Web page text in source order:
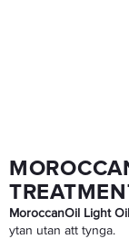
MoroccanOil Light
ytan utan att tynga.